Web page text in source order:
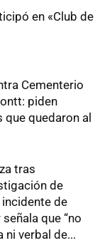
en «Club de
Cementerio
piden
quedaron al
tras
de
de
que “no
verbal de...